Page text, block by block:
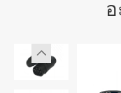
